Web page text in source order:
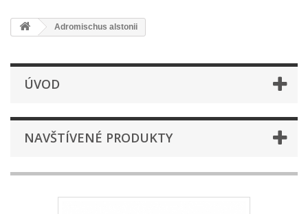
Adromischus alstonii
ÚVOD
NAVŠTÍVENÉ PRODUKTY